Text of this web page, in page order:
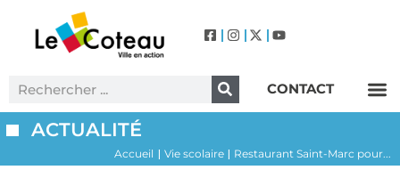
CONTACT
ACTUALITÉ
Accueil | Vie scolaire | Restaurant Saint-Marc pour...